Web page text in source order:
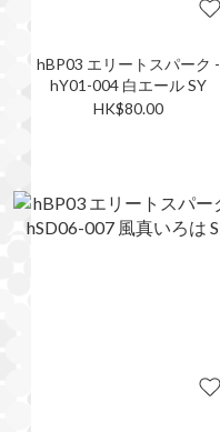
hBP03 エリートスパーク -
hY01-004 白エール SY
HK$80.00